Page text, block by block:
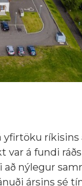
yfirtöku
á fundi
nýlegur
ársins sé